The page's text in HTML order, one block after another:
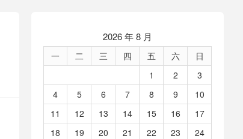
2026 年 8 月
一 二 三 四 五 六
日
1
2
3
4
5 6 7 8 9
10
11
12 13 14 15 16
17
18
19 20 21 22 23
24